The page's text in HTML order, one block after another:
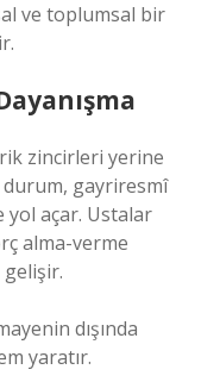
ve toplumsal bir
zincirleri yerine
durum, gayriresmî
yol açar. Ustalar
alma-verme
dışında
yaratır.